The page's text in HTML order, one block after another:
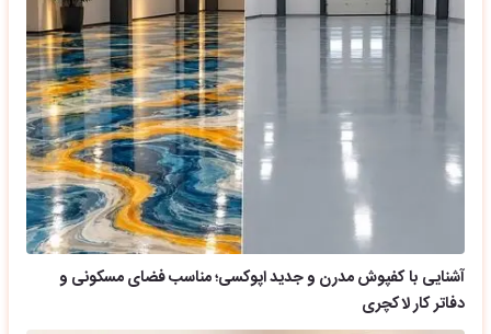
آشنایی با کفپوش مدرن و جدید اپوکسی؛ مناسب فضای مسکونی و
دفاتر کار لاکچری